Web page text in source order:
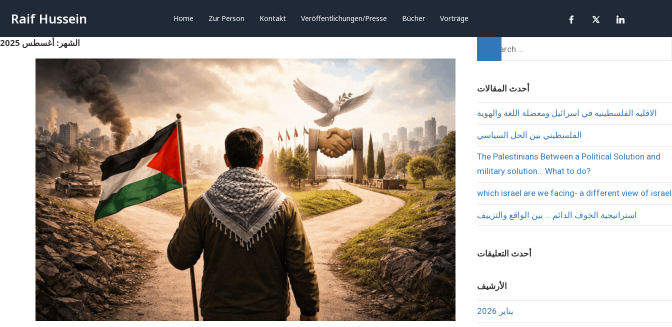
Raif Hussein Home Zur Person Kontakt Veröffentlichungen/Presse Bücher Vorträge
الشهر: أغسطس 2025
أحدث المقالات
الاقليه الفلسطينيه في اسرائيل ومعضلة اللغة والهوية
الفلسطيني بين الحل السياسي
The Palestinians Between a Political Solution and
military solution… What to do?
which israel are we facing- a different view of israel
استراتيجية الخوف الدائم … بين الواقع والتزييف
أحدث التعليقات
الأرشيف
يناير 2026